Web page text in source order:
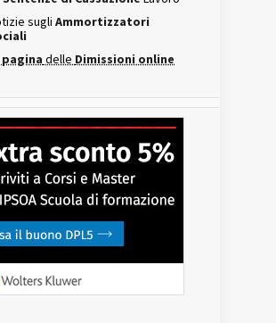
sugli Ammortizzatori
pagina delle Dimissioni online